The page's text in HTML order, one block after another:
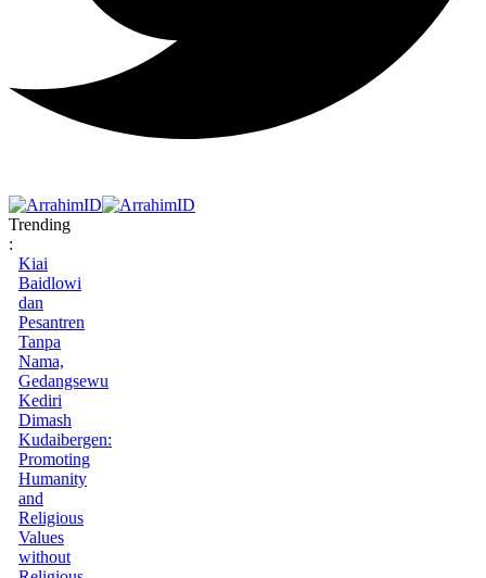
Trending
:
Kiai
Baidlowi
dan
Pesantren
Tanpa
Nama,
Gedangsewu
Kediri
Dimash
Kudaibergen:
Promoting
Humanity
and
Religious
Values
without